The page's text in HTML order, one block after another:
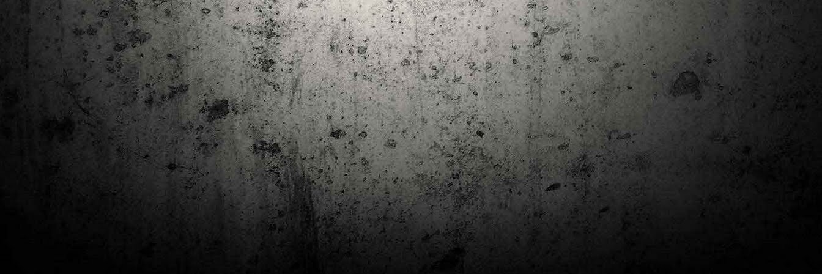
JUL
7
Club de lectura de còmics: estiu de 2024
Arriba l'estiu i amb ell una nova edició del club de lectura per passar
aquests mesos de calor. En aquesta nova edició farem dues lectures: una
al juliol i l'altre al setembre!
Com és habitual, les inscripcions es formalitzen a la Biblioteca Pública de
Tarragona i les lectures es podran llegir en edició digital.
MAY
1
Estudis en Comicologia al Còmic Barcelona
Del 3 al 5 de maig la Fira Barcelona acull la 42a edició de Còmic
Barcelona (el Saló del Còmic de tota la vida).
Divendres faré la visita anual i diumenge hi tornaré, aquest cop per participar a
la taula rodona Estudis en Comicologia: Els llibres de teoria i divulgació del
còmic en els temps del podcast, a les 16 h, a la sala còmic 6, molt ben
acompanyat:
Estudis en Comicologia: Els llibres de teoria i divulgació del còmic en els temps